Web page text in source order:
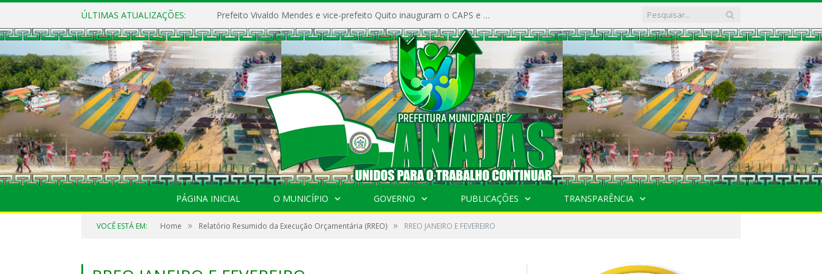
ÚLTIMAS ATUALIZAÇÕES: Prefeito Vivaldo Mendes e vice-prefeito Quito inauguram o CAPS e fortalecem a saúde pública em Anajás.
PÁGINA INICIAL O MUNICÍPIO GOVERNO PUBLICAÇÕES TRANSPARÊNCIA
VOCÊ ESTÁ EM: Home » Relatório Resumido da Execução Orçamentária (RREO) » RREO JANEIRO E FEVEREIRO